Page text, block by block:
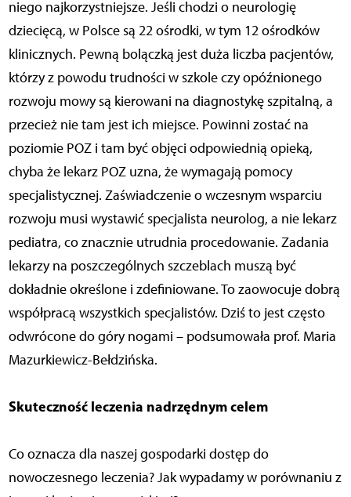
niego najkorzystniejsze. Jeśli chodzi o neurologię
dziecięcą, w Polsce są 22 ośrodki, w tym 12 ośrodków
klinicznych. Pewną bolączką jest duża liczba pacjentów,
którzy z powodu trudności w szkole czy opóźnionego
rozwoju mowy są kierowani na diagnostykę szpitalną, a
przecież nie tam jest ich miejsce. Powinni zostać na
poziomie POZ i tam być objęci odpowiednią opieką,
chyba że lekarz POZ uzna, że wymagają pomocy
specjalistycznej. Zaświadczenie o wczesnym wsparciu
rozwoju musi wystawić specjalista neurolog, a nie lekarz
pediatra, co znacznie utrudnia procedowanie. Zadania
lekarzy na poszczególnych szczeblach muszą być
dokładnie określone i zdefiniowane. To zaowocuje dobrą
współpracą wszystkich specjalistów. Dziś to jest często
odwrócone do góry nogami – podsumowała prof. Maria
Mazurkiewicz-Bełdzińska.
Skuteczność leczenia nadrzędnym celem
Co oznacza dla naszej gospodarki dostęp do
nowoczesnego leczenia? Jak wypadamy w porównaniu z